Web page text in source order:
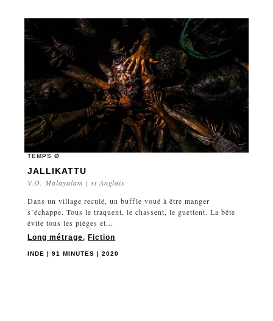
TEMPS Ø
JALLIKATTU
V.O. Malayalam | st Anglais
Dans un village reculé, un buffle voué à être manger
s’échappe. Tous le traquent, le chassent, le guettent. La bête
évite tous les pièges et...
Long métrage,Fiction
INDE | 91 MINUTES | 2020